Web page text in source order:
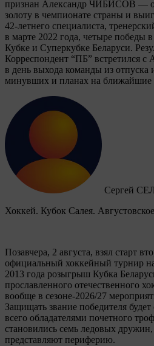
признан Александр ЧИБИСОВ —
золоту в чемпионате страны и
42-летнего специалиста,
в марте 2022 года, четыре победы
Кубке и Суперкубке Беларуси.
Корреспондент “ПБ” встретился с
в день выхода команды из отпуска
минувших и планах на ближайшие
Сергей
Хоккей. Кубок Салея.
Позавчера, 2 августа, взял старт
официальный хоккейный турнир
2013 года розыгрыш Кубка
прославленного отечественного
вообще в сезоне-2026/27
Защищать звание победителя
всего обладателями почетного
становились семь ледовых
представляют периферию.